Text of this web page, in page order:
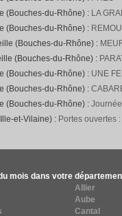
(Bouches-du-Rhône) : LA
(Bouches-du-Rhône) :
(Bouches-du-Rhône) :
(Bouches-du-Rhône) :
(Bouches-du-Rhône) : UNE
(Bouches-du-Rhône) :
(Bouches-du-Rhône) :
et-Vilaine) : Portes ouvertes
mois dans votre
Allier
Aube
Cantal